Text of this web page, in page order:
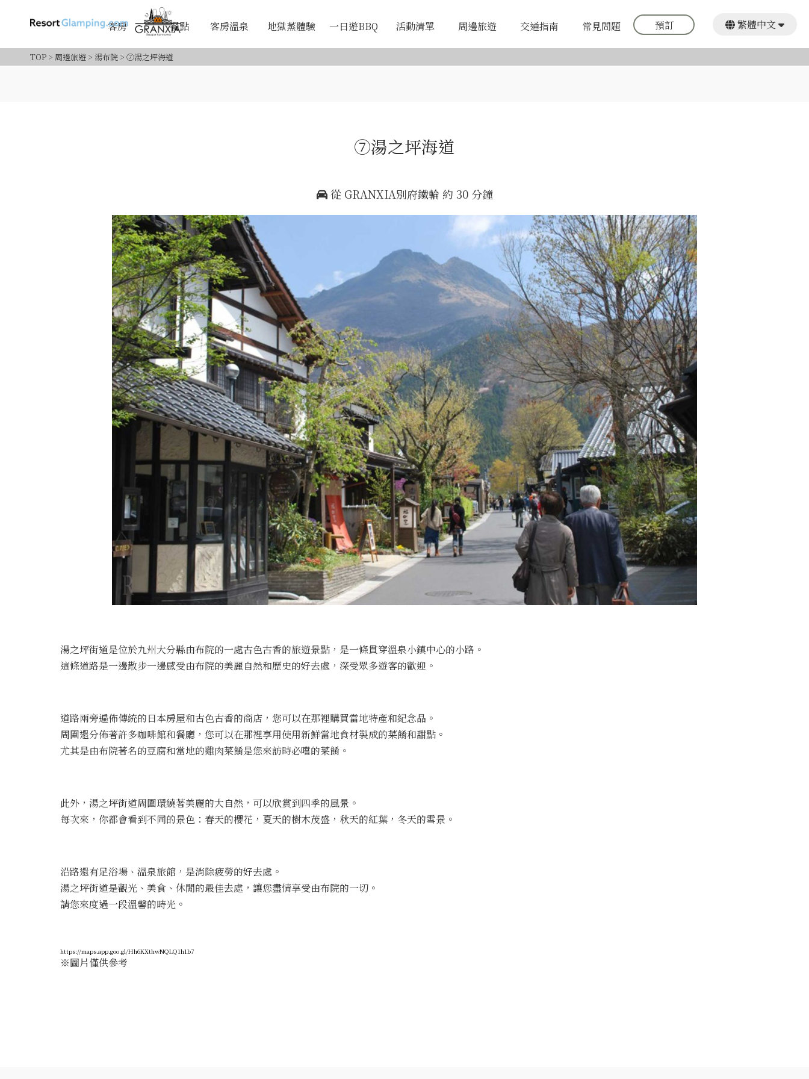
客房 餐點 客房溫泉 地獄蒸體驗 一日遊BBQ 活動清單 周邊旅遊 交通指南 常見問題 預訂
繁體中文
English
한국어
TOP > 周邊旅遊 > 湯布院 > ⑦湯之坪海道
⑦湯之坪海道
從 GRANXIA別府鐵輪 約 30 分鐘
湯之坪街道是位於九州大分縣由布院的一處古色古香的旅遊景點，是一條貫穿溫泉小鎮中心的小路。
這條道路是一邊散步一邊感受由布院的美麗自然和歷史的好去處，深受眾多遊客的歡迎。
道路兩旁遍佈傳統的日本房屋和古色古香的商店，您可以在那裡購買當地特產和紀念品。
周圍還分佈著許多咖啡館和餐廳，您可以在那裡享用使用新鮮當地食材製成的菜餚和甜點。
尤其是由布院著名的豆腐和當地的雞肉菜餚是您來訪時必嚐的菜餚。
此外，湯之坪街道周圍環繞著美麗的大自然，可以欣賞到四季的風景。
每次來，你都會看到不同的景色：春天的櫻花，夏天的樹木茂盛，秋天的紅葉，冬天的雪景。
沿路還有足浴場、溫泉旅館，是消除疲勞的好去處。
湯之坪街道是觀光、美食、休閒的最佳去處，讓您盡情享受由布院的一切。
請您來度過一段溫馨的時光。
https://maps.app.goo.gl/Hh6KXthwNQLQ1h1b7
※圖片僅供參考